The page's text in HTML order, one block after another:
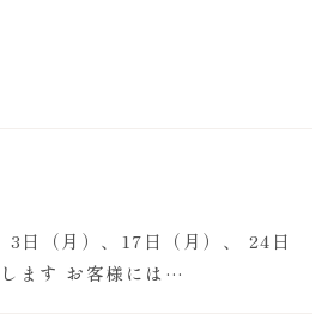
日（月）、17日（月）、 24日
ます お客様には…